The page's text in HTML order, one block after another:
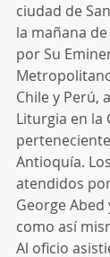
ciudad de
la mañana
por Su
Chile y Perú,
Liturgia en la
Antioquía.
atendidos
George
como así
Al oficio